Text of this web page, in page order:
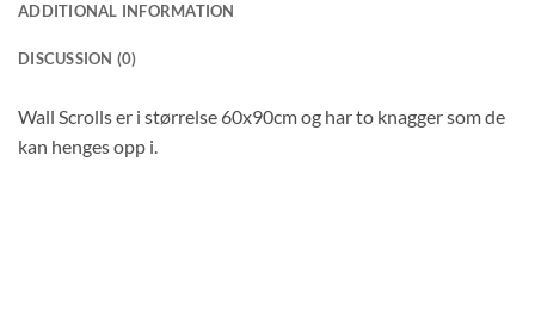
ADDITIONAL INFORMATION
DISCUSSION (0)
Wall Scrolls er i størrelse 60x90cm og har to knagger som de
kan henges opp i.